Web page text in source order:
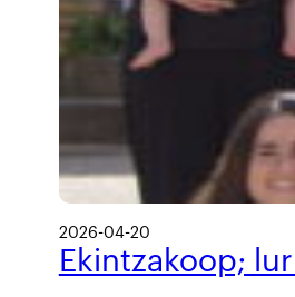
2026-04-20
Ekintzakoop;